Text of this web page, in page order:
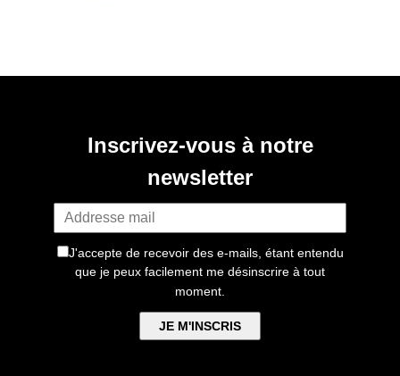
Inscrivez-vous à notre
newsletter
J'accepte de recevoir des e-mails, étant entendu
que je peux facilement me désinscrire à tout
moment.